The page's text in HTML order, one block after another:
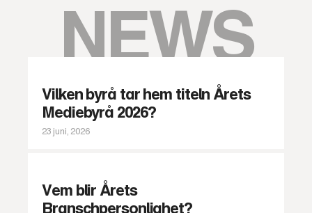
NEWS
Vilken byrå tar hem titeln Årets
Mediebyrå 2026?
23 juni, 2026
Vem blir Årets
Branschpersonlighet?